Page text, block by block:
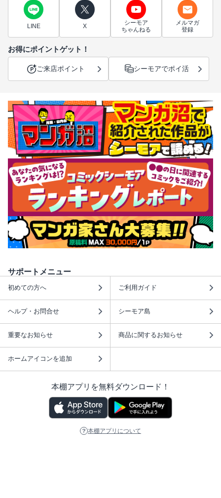
LINE X
シーモア
ちゃんねる
メルマガ
登録
お得にポイントゲット！
ご来店ポイント シーモアでポイ活
サポートメニュー
初めての方へ ご利用ガイド
ヘルプ・お問合せ シーモア島
重要なお知らせ 商品に関するお知らせ
ホームアイコンを追加
本棚アプリを無料ダウンロード！
本棚アプリについて